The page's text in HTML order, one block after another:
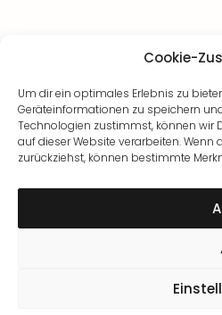
Cookie-
Um dir ein optimales Erlebnis zu
Geräteinformationen zu speichern
Technologien zustimmst, können wir
auf dieser Website verarbeiten.
zurückziehst, können bestimmte